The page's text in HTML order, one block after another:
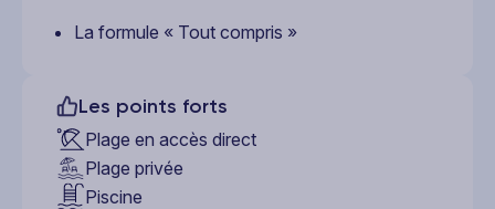
La formule « Tout compris »
Les points forts
Plage en accès direct
Plage privée
Piscine